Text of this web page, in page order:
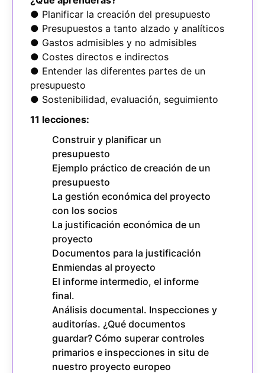
● Planificar la creación del presupuesto
● Presupuestos a tanto alzado y analíticos
● Gastos admisibles y no admisibles
● Costes directos e indirectos
● Entender las diferentes partes de un
presupuesto
● Sostenibilidad, evaluación, seguimiento
11 lecciones:
Construir y planificar un
presupuesto
Ejemplo práctico de creación de un
presupuesto
La gestión económica del proyecto
con los socios
La justificación económica de un
proyecto
Documentos para la justificación
Enmiendas al proyecto
El informe intermedio, el informe
final.
Análisis documental. Inspecciones y
auditorías. ¿Qué documentos
guardar? Cómo superar controles
primarios e inspecciones in situ de
nuestro proyecto europeo